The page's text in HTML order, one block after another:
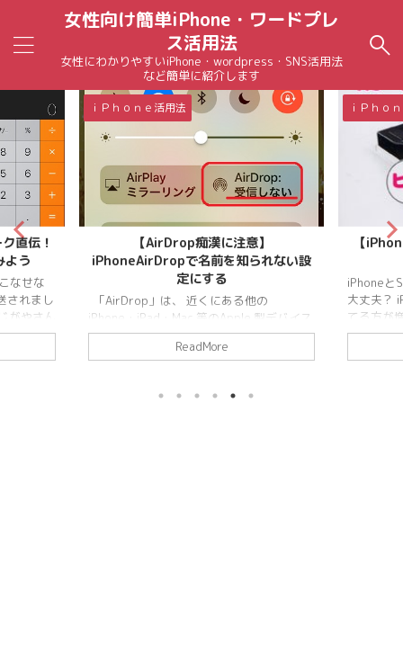
女性向け簡単iPhone・ワードプレ
ス活用法
女性にわかりやすいiPhone・wordpress・SNS活用法
など簡単に紹介します
直伝！
よう
なせな
されまし
がやさん
「本気を
ｉＰｈｏｎｅ活用法
【AirDrop痴漢に注意】
iPhoneAirDropで名前を知られない設
定にする
「AirDrop」は、 近くにある他の
iPhone・iPad・Mac 等のApple 製デバイス
と「写真」・「ビデオ」・「位置情報」な
どを簡単に共有することができます。 そ
電車内など近くのiPhone保持者に 自分の名
ReadMore
ｉＰｈｏ
【
iPhoneと
大丈夫？
てる方が